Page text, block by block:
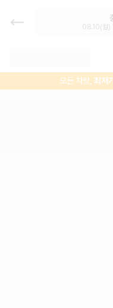
충남 렌트카 -
교, 최저가 보08.10(월)
모든 차량,최저